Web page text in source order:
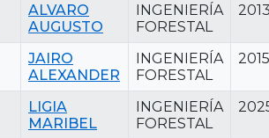
ALVARO
AUGUSTO
INGENIERÍA
FORESTAL
JAIRO
ALEXANDER
INGENIERÍA
FORESTAL
2015
LIGIA
MARIBEL
INGENIERÍA
FORESTAL